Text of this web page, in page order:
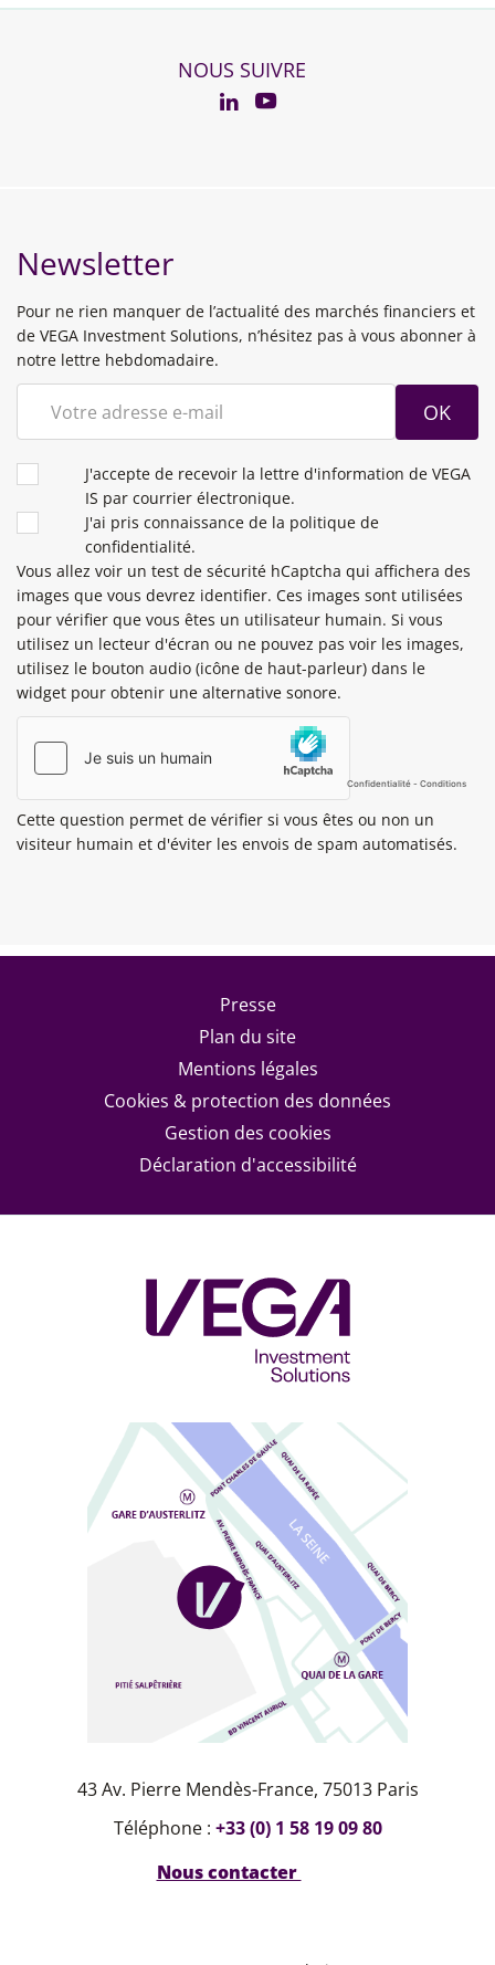
NOUS SUIVRE
LinkedinYouTube
Newsletter
Pour ne rien manquer de l’actualité des marchés financiers et
de VEGA Investment Solutions, n’hésitez pas à vous abonner à
notre lettre hebdomadaire.
OK
CONDITIONS
J'accepte de recevoir la lettre d'information de VEGA
IS par courrier électronique.
J'ai pris connaissance de la politique de
confidentialité.
Vous allez voir un test de sécurité hCaptcha qui affichera des
images que vous devrez identifier. Ces images sont utilisées
pour vérifier que vous êtes un utilisateur humain. Si vous
utilisez un lecteur d'écran ou ne pouvez pas voir les images,
utilisez le bouton audio (icône de haut-parleur) dans le
widget pour obtenir une alternative sonore.
Cette question permet de vérifier si vous êtes ou non un
visiteur humain et d'éviter les envois de spam automatisés.
Presse
Plan du site
Mentions légales
Cookies & protection des données
Gestion des cookies
Déclaration d'accessibilité
43 Av. Pierre Mendès-France, 75013 Paris
Téléphone : +33 (0) 1 58 19 09 80
Nous contacter